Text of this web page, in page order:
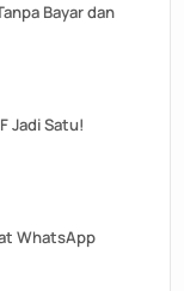
Bayar dan
Jadi Satu!
WhatsApp